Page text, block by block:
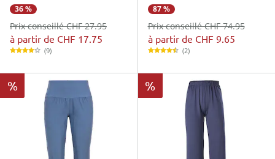
36 %
à partir de CHF 17.75
Prix conseillé CHF 27.95
(9)
87 %
à partir de CHF 9.65
Prix conseillé CHF 74.95
(2)
% %